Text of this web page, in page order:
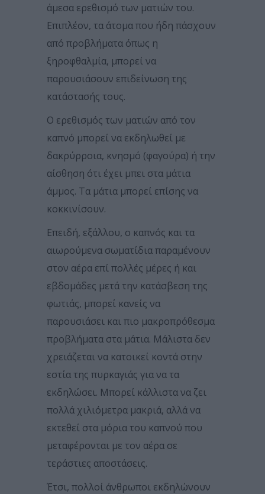
άμεσα ερεθισμό των ματιών του.
Επιπλέον, τα άτομα που ήδη πάσχουν
από προβλήματα όπως η
ξηροφθαλμία, μπορεί να
παρουσιάσουν επιδείνωση της
κατάστασής τους.
Ο ερεθισμός των ματιών από τον
καπνό μπορεί να εκδηλωθεί με
δακρύρροια, κνησμό (φαγούρα) ή την
αίσθηση ότι έχει μπει στα μάτια
άμμος. Τα μάτια μπορεί επίσης να
κοκκινίσουν.
Επειδή, εξάλλου, ο καπνός και τα
αιωρούμενα σωματίδια παραμένουν
στον αέρα επί πολλές μέρες ή και
εβδομάδες μετά την κατάσβεση της
φωτιάς, μπορεί κανείς να
παρουσιάσει και πιο μακροπρόθεσμα
προβλήματα στα μάτια. Μάλιστα δεν
χρειάζεται να κατοικεί κοντά στην
εστία της πυρκαγιάς για να τα
εκδηλώσει. Μπορεί κάλλιστα να ζει
πολλά χιλιόμετρα μακριά, αλλά να
εκτεθεί στα μόρια του καπνού που
μεταφέρονται με τον αέρα σε
τεράστιες αποστάσεις.
Έτσι, πολλοί άνθρωποι εκδηλώνουν